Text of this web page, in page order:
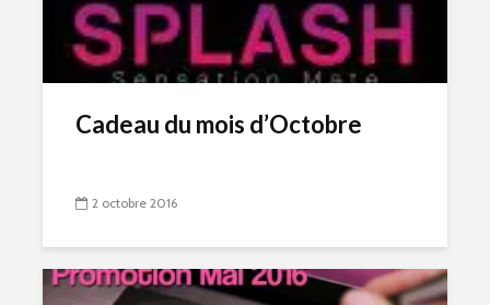
Cadeau du mois d’Octobre
2 octobre 2016